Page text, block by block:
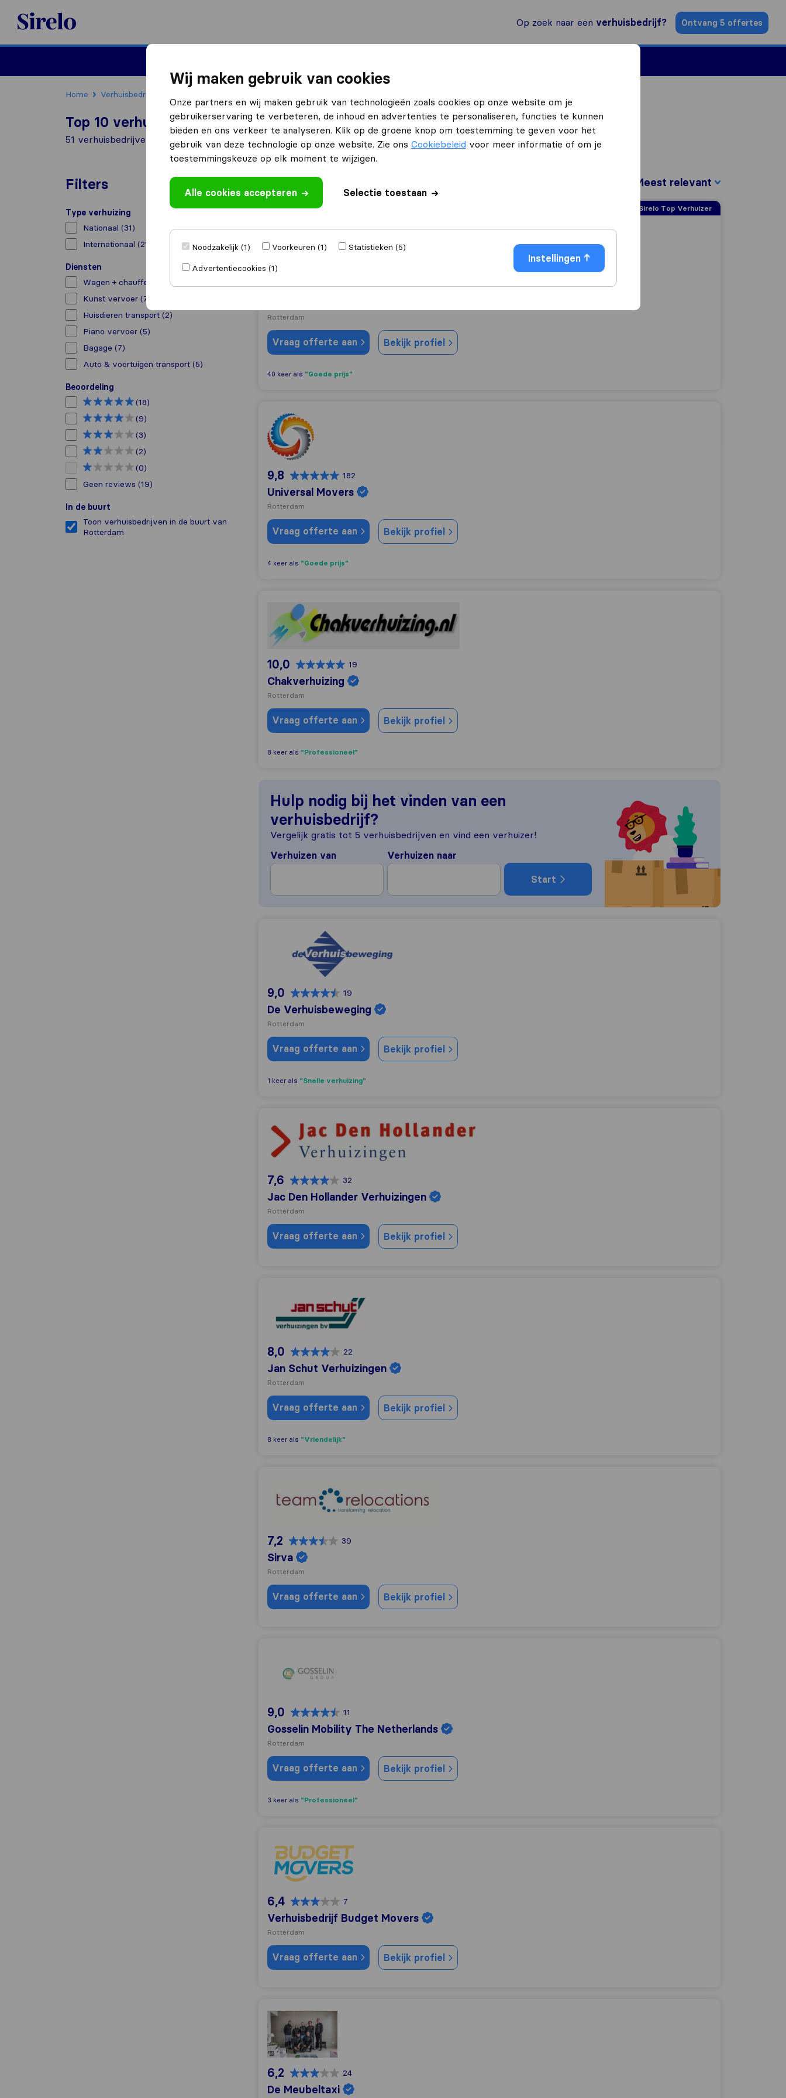
Sirelo.nl
Op zoek naar een verhuisbedrijf? Ontvang 5 offertes
Home Verhuisbedrijven
Top 10 verhuisbedrijven in Rotterdam
51 verhuisbedrijven gevonden in Rotterdam
Filters
Type verhuizing
Nationaal (31)
Internationaal (21)
Diensten
Wagen + chauffeur verhuur
Kunst vervoer (7)
Huisdieren transport (2)
Piano vervoer (5)
Bagage (7)
Auto & voertuigen transport (5)
Beoordeling
(18)
(9)
(3)
(2)
(0)
Geen reviews (19)
In de buurt
Toon verhuisbedrijven in de buurt van
Rotterdam
Sirelo Top Verhuizer
Keurmerkverhuizer
9,4 433
Rotterdam
Vraag offerte aan Bekijk profiel
40 keer als "Goede prijs"
Universal Movers
9,8 182
Universal Movers
Rotterdam
Vraag offerte aan Bekijk profiel
4 keer als "Goede prijs"
Chakverhuizing
10,0 19
Chakverhuizing
Rotterdam
Vraag offerte aan Bekijk profiel
8 keer als "Professioneel"
Hulp nodig bij het vinden van een
verhuisbedrijf?
Vergelijk gratis tot 5 verhuisbedrijven en vind een verhuizer!
Verhuizen van
Verhuizen naar
Start
De Verhuisbeweging
9,0 19
De Verhuisbeweging
Rotterdam
Vraag offerte aan Bekijk profiel
1 keer als "Snelle verhuizing"
Jac Den Hollander Verhuizingen
7,6 32
Jac Den Hollander Verhuizingen
Rotterdam
Vraag offerte aan Bekijk profiel
Jan Schut Verhuizingen
8,0 22
Jan Schut Verhuizingen
Rotterdam
Vraag offerte aan Bekijk profiel
8 keer als "Vriendelijk"
7,2 39
Sirva
Rotterdam
Vraag offerte aan Bekijk profiel
9,0 11
Gosselin Mobility The Netherlands
Rotterdam
Vraag offerte aan Bekijk profiel
3 keer als "Professioneel"
Verhuisbedrijf Budget Movers
6,4 7
Verhuisbedrijf Budget Movers
Rotterdam
Vraag offerte aan Bekijk profiel
De Meubeltaxi
6,2 24
De Meubeltaxi
Wij maken gebruik van cookies
Onze partners en wij maken gebruik van technologieën zoals cookies op onze website om je
gebruikerservaring te verbeteren, de inhoud en advertenties te personaliseren, functies te kunnen
bieden en ons verkeer te analyseren. Klik op de groene knop om toestemming te geven voor het
gebruik van deze technologie op onze website. Zie ons Cookiebeleid voor meer informatie of om je
toestemmingskeuze op elk moment te wijzigen.
Alle cookies accepteren Selectie toestaan
Noodzakelijk (1) Voorkeuren (1)
Statistieken (5)
Advertentiecookies (1)
Instellingen